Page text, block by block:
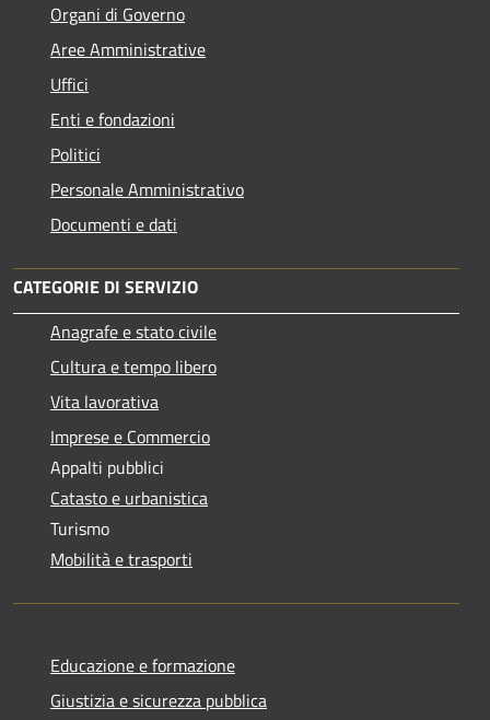
Organi di Governo
Aree Amministrative
Uffici
Enti e fondazioni
Politici
Personale Amministrativo
Documenti e dati
CATEGORIE DI SERVIZIO
Anagrafe e stato civile
Cultura e tempo libero
Vita lavorativa
Imprese e Commercio
Appalti pubblici
Catasto e urbanistica
Turismo
Mobilità e trasporti
Educazione e formazione
Giustizia e sicurezza pubblica